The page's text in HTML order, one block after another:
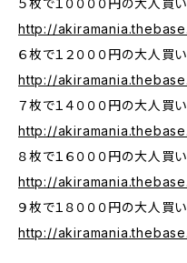
５枚で１００００円の大人買
http://
６枚で１２０００円の大人買
http://
７枚で１４０００円の大人買
http://
８枚で１６０００円の大人買
http://
９枚で１８０００円の大人買
http://